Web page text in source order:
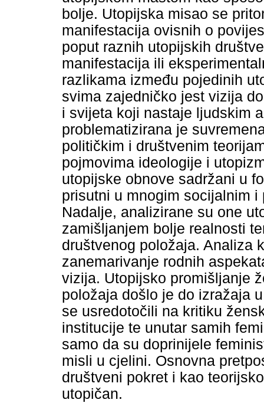
bolje. Utopijska misao se
manifestacija ovisnih o
poput raznih utopijskih
manifestacija ili
razlikama između pojedinih
svima zajedničko jest vizija
i svijeta koji nastaje ljudskim
problematizirana je
političkim i društvenim
pojmovima ideologije i
utopijske obnove sadržani u
prisutni u mnogim socijalnim
Nadalje, analizirane su one
zamišljanjem bolje realnosti
društvenog položaja. Analiza
zanemarivanje rodnih
vizija. Utopijsko promišljanje
položaja došlo je do izražaja
se usredotočili na kritiku
institucije te unutar samih
samo da su doprinijele
misli u cjelini. Osnovna
društveni pokret i kao
utopičan.